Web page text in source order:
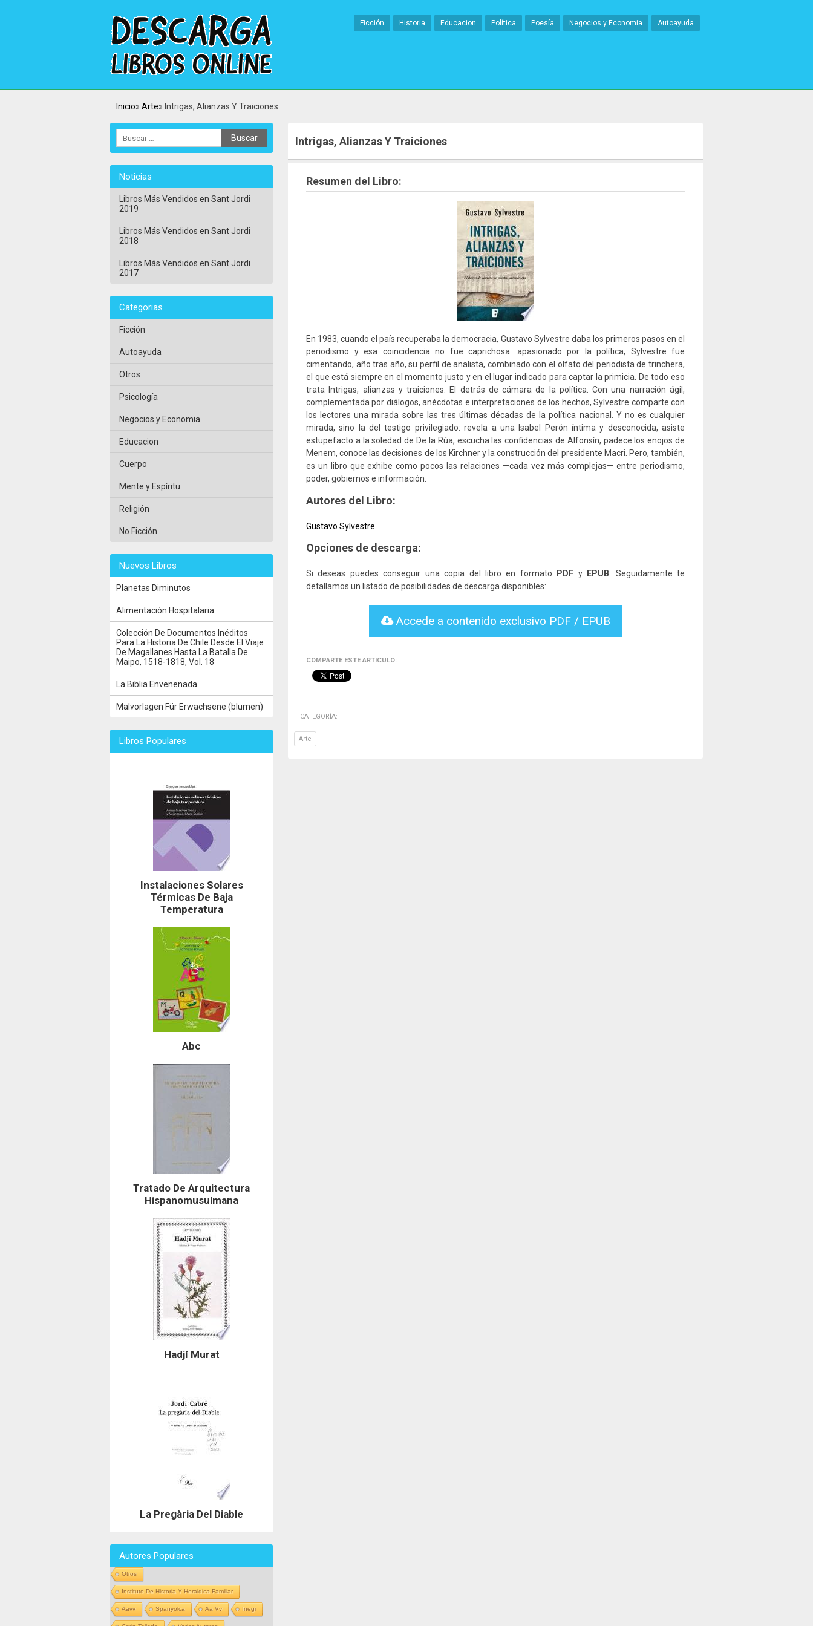
Ficción Historia Educacion Política Poesía Negocios y Economia Autoayuda
Inicio Arte Intrigas, Alianzas Y Traiciones
Intrigas, Alianzas Y Traiciones
Resumen del Libro:
En 1983, cuando el país recuperaba la democracia, Gustavo Sylvestre daba los primeros pasos en el
periodismo y esa coincidencia no fue caprichosa: apasionado por la política, Sylvestre fue
cimentando, año tras año, su perfil de analista, combinado con el olfato del periodista de trinchera,
el que está siempre en el momento justo y en el lugar indicado para captar la primicia. De todo eso
trata Intrigas, alianzas y traiciones. El detrás de cámara de la política. Con una narración ágil,
complementada por diálogos, anécdotas e interpretaciones de los hechos, Sylvestre comparte con
los lectores una mirada sobre las tres últimas décadas de la política nacional. Y no es cualquier
mirada, sino la del testigo privilegiado: revela a una Isabel Perón íntima y desconocida, asiste
estupefacto a la soledad de De la Rúa, escucha las confidencias de Alfonsín, padece los enojos de
Menem, conoce las decisiones de los Kirchner y la construcción del presidente Macri. Pero, también,
es un libro que exhibe como pocos las relaciones —cada vez más complejas— entre periodismo,
poder, gobiernos e información.
Autores del Libro:
Gustavo Sylvestre
Opciones de descarga:
Si deseas puedes conseguir una copia del libro en formato PDF y EPUB . Seguidamente te
detallamos un listado de posibilidades de descarga disponibles:
Accede a contenido exclusivo PDF / EPUB
COMPARTE ESTE ARTICULO:
CATEGORÍA:
Arte
Noticias
Libros Más Vendidos en Sant Jordi
2019
Libros Más Vendidos en Sant Jordi
2018
Libros Más Vendidos en Sant Jordi
2017
Categorias
Ficción
Autoayuda
Otros
Psicología
Negocios y Economia
Educacion
Cuerpo
Mente y Espíritu
Religión
No Ficción
Nuevos Libros
Planetas Diminutos
Alimentación Hospitalaria
Colección De Documentos Inéditos
Para La Historia De Chile Desde El Viaje
De Magallanes Hasta La Batalla De
Maipo, 1518-1818, Vol. 18
La Biblia Envenenada
Malvorlagen Für Erwachsene (blumen)
Libros Populares
Instalaciones Solares
Térmicas De Baja
Temperatura
Abc
Tratado De Arquitectura
Hispanomusulmana
Hadjí Murat
La Pregària Del Diable
Autores Populares
Otros
Instituto De Historia Y Heraldica Familiar
Aavv Spanyolca Aa Vv Inegi